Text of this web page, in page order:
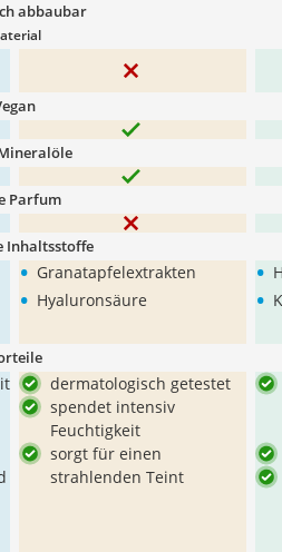
abbaubar
Parfum
Inhaltsstoffe
• Granatapfelextrakten
• Hyaluronsäure
•
•
dermatologisch getestet
spendet intensiv
Feuchtigkeit
sorgt für einen
strahlenden Teint